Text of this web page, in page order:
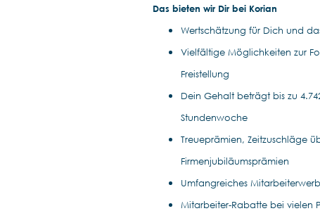
Das bieten wir Dir bei Korian
Wertschätzung für Dich und
Vielfältige Möglichkeiten zur
Freistellung
Dein Gehalt beträgt bis zu
Stundenwoche
Treueprämien, Zeitzuschläge
Firmenjubiläumsprämien
Umfangreiches
Mitarbeiter-Rabatte bei vielen